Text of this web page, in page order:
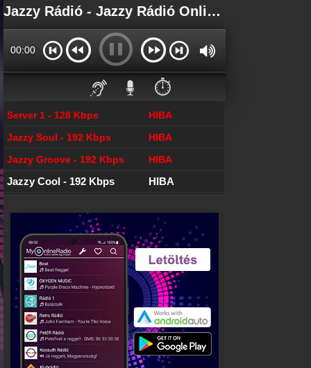
Főoldal
myonlineradio.hu
Bejelentkezés
Hozz létre saját fiókot!
Most szól
Archívum
Jazzy Rádió korábbi adásai
Hírek
Rádiós partnerek
Rádió beágyazás
Ágyazd be weboldaladba
Online rádió készítés
Készítés lépésről lépésre
Jazzy Rádió - Jazzy Rádió Online - 90.9 Jazzy
00:00
⏱️
Server 1 - 128 Kbps
HIBA
Jazzy Soul - 192 Kbps
HIBA
Jazzy Groove - 192 Kbps
HIBA
Jazzy Cool - 192 Kbps HIBA